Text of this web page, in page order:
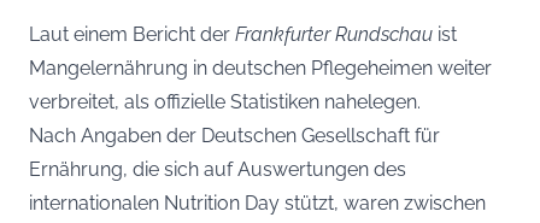
Laut einem Bericht der Frankfurter Rundschau ist
Mangelernährung in deutschen Pflegeheimen weiter
verbreitet, als offizielle Statistiken nahelegen.
Nach Angaben der Deutschen Gesellschaft für
Ernährung, die sich auf Auswertungen des
internationalen Nutrition Day stützt, waren zwischen